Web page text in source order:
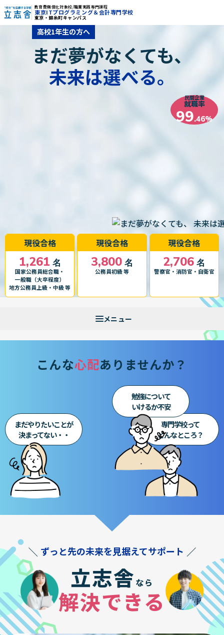
"好き"を応援する学校 立志舎
教育費無償化対象校/職業実践専門課程
東京ITプログラミング＆会計専門学校
東京・錦糸町キャンパス
民間企業
就職率
99.46%
高校1年生の方へ
まだ夢がなくても、
未来は選べる。
現役合格
1,261 名
国家公務員総合職・
一般職（大卒程度）
地方公務員上級・中級 等
現役合格
3,800 名
公務員初級 等
現役合格
2,706 名
警察官・消防官・自衛官
こんな心配ありませんか？
まだやりたいことが
決まってない・・
勉強について
いけるか不安
専門学校って
どんなところ？
ずっと先の未来を見据えてサポート
立志舎 なら
解決できる